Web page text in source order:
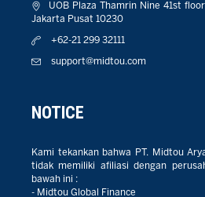
UOB Plaza Thamrin Nine 41st
Jakarta Pusat 10230
+62-21 299 32111
support@midtou.com
NOTICE
Kami tekankan bahwa PT. Midtou
tidak memiliki afiliasi dengan
bawah ini :
- Midtou Global Finance